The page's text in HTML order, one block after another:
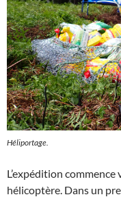
Héliportage.
L’expédition commence
hélicoptère. Dans un